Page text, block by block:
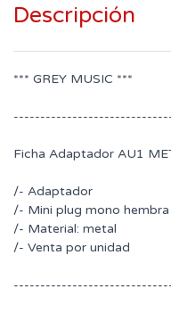
Descripción
*** GREY MUSIC ***
Ficha Adaptador AU1
/- Adaptador
/- Mini plug mono
/- Material: metal
/- Venta por unidad